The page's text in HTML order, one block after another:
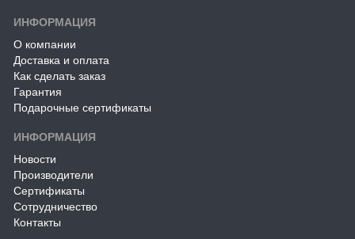
ИНФОРМАЦИЯ
О компании
Доставка и оплата
Как сделать заказ
Гарантия
Подарочные сертификаты
ИНФОРМАЦИЯ
Новости
Производители
Сертификаты
Сотрудничество
Контакты